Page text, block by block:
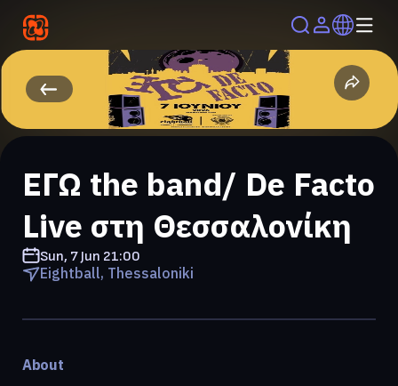
ΕΓΩ the band/ De Facto
Live στη Θεσσαλονίκη
Sun, 7 Jun 21:00
Eightball, Thessaloniki
About